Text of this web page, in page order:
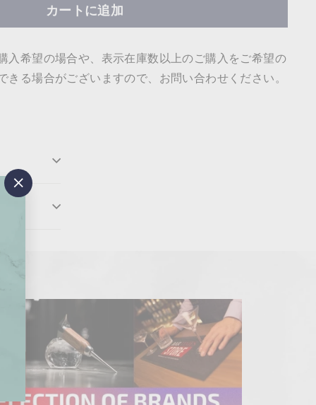
"閉
カートに追加
入希望の場合や、表示在庫数以上のご購入をご希望の
きる場合がございますので、お問い合わせください。